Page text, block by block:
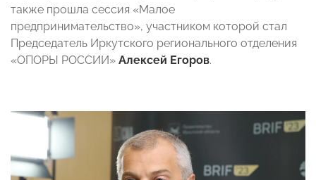
также прошла сессия «Малое
предпринимательство», участником которой стал
Председатель Иркутского регионального отделения
«ОПОРЫ РОССИИ» Алексей Егоров.